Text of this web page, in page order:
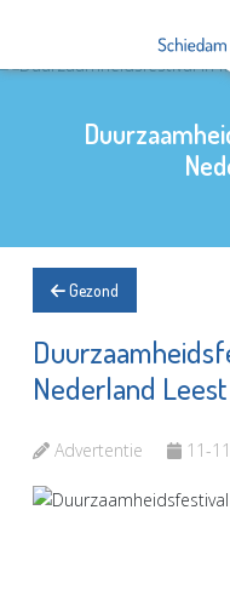
Gezond
Nederland Leest
Advertentie 11-